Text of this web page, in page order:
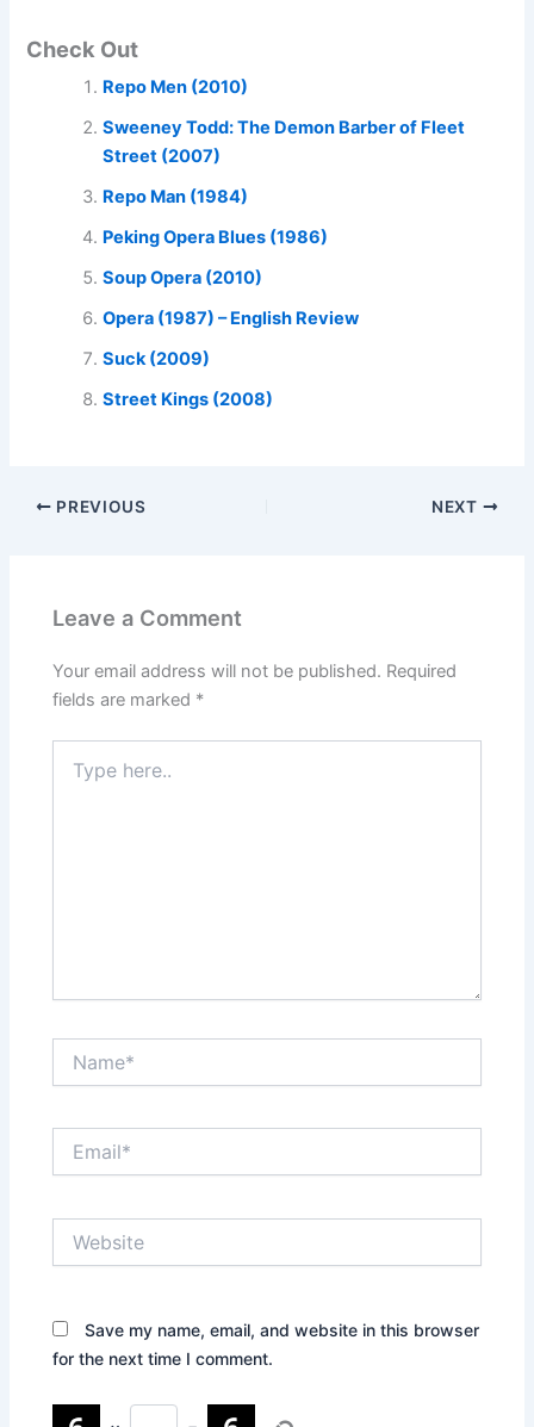
Check Out
Repo Men (2010)
Sweeney Todd: The Demon Barber of Fleet
Street (2007)
Repo Man (1984)
Peking Opera Blues (1986)
Soup Opera (2010)
Opera (1987) – English Review
Suck (2009)
Street Kings (2008)
PREVIOUS NEXT
Leave a Comment
Your email address will not be published. Required
fields are marked *
here..
Save my name, email, and website in this browser
for the next time I comment.